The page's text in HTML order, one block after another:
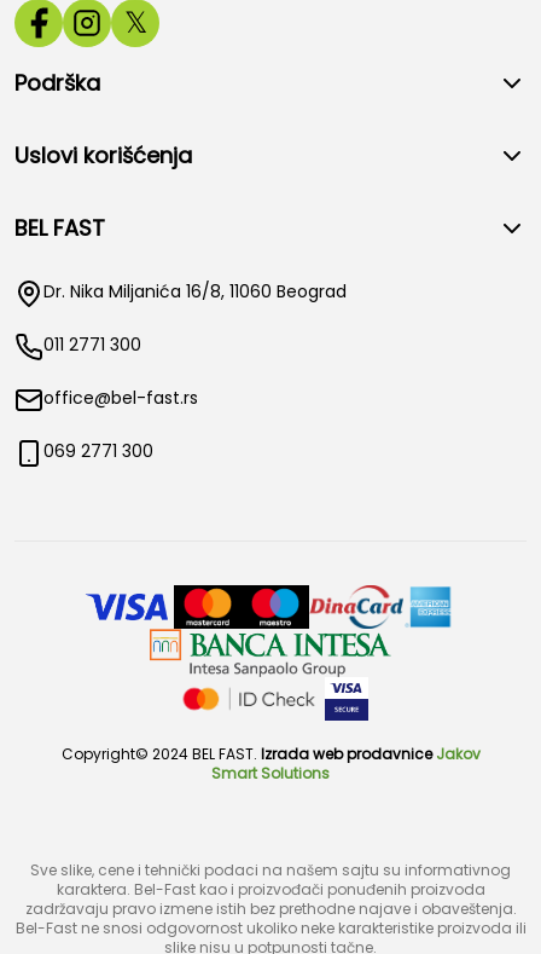
𝕏
Podrška
Uslovi korišćenja
BEL FAST
Dr. Nika Miljanića 16/8, 11060 Beograd
011 2771 300
office@bel-fast.rs
069 2771 300
Copyright© 2024 BEL FAST. Izrada web prodavnice Jakov
Smart Solutions
Sve slike, cene i tehnički podaci na našem sajtu su informativnog
karaktera. Bel-Fast kao i proizvođači ponuđenih proizvoda
zadržavaju pravo izmene istih bez prethodne najave i obaveštenja.
Bel-Fast ne snosi odgovornost ukoliko neke karakteristike proizvoda ili
slike nisu u potpunosti tačne.